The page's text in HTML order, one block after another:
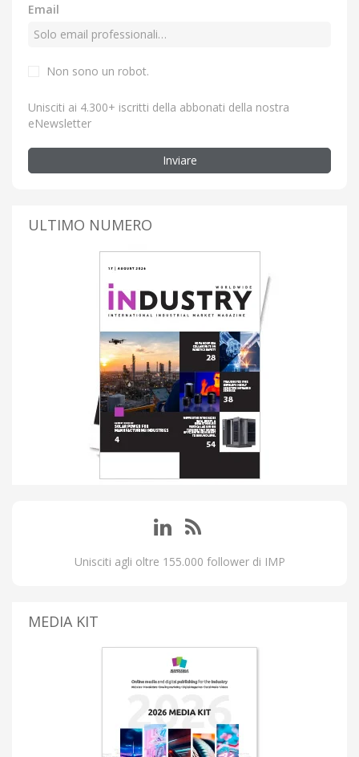
Email
Non sono un robot.
Unisciti ai 4.300+ iscritti della abbonati della nostra
eNewsletter
Inviare
ULTIMO NUMERO
Unisciti agli oltre 155.000 follower di IMP
MEDIA KIT